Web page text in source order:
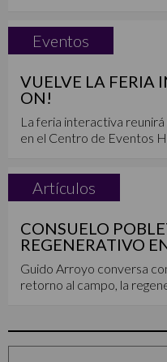
Eventos
VUELVE LA FERIA
ON!
La feria interactiva
en el Centro de Eventos
Artículos
CONSUELO
REGENERATIVO
Guido Arroyo conversa
retorno al campo, la